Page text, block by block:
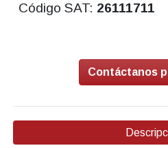
Código SAT: 26111711
Contáctanos